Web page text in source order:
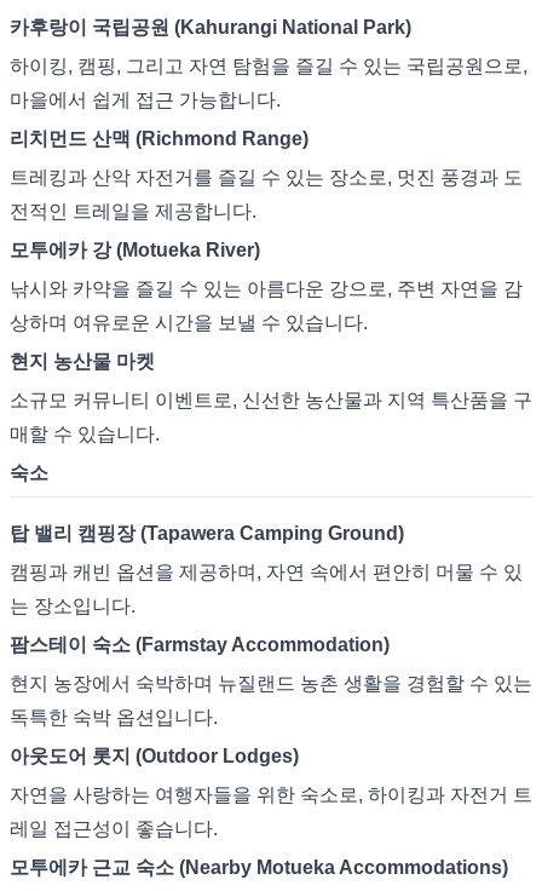
카후랑이 국립공원 (Kahurangi National Park)
하이킹, 캠핑, 그리고 자연 탐험을 즐길 수 있는 국립공원으로,
마을에서 쉽게 접근 가능합니다.
리치먼드 산맥 (Richmond Range)
트레킹과 산악 자전거를 즐길 수 있는 장소로, 멋진 풍경과 도
전적인 트레일을 제공합니다.
모투에카 강 (Motueka River)
낚시와 카약을 즐길 수 있는 아름다운 강으로, 주변 자연을 감
상하며 여유로운 시간을 보낼 수 있습니다.
현지 농산물 마켓
소규모 커뮤니티 이벤트로, 신선한 농산물과 지역 특산품을 구
매할 수 있습니다.
숙소
탑 밸리 캠핑장 (Tapawera Camping Ground)
캠핑과 캐빈 옵션을 제공하며, 자연 속에서 편안히 머물 수 있
는 장소입니다.
팜스테이 숙소 (Farmstay Accommodation)
현지 농장에서 숙박하며 뉴질랜드 농촌 생활을 경험할 수 있는
독특한 숙박 옵션입니다.
아웃도어 롯지 (Outdoor Lodges)
자연을 사랑하는 여행자들을 위한 숙소로, 하이킹과 자전거 트
레일 접근성이 좋습니다.
모투에카 근교 숙소 (Nearby Motueka Accommodations)